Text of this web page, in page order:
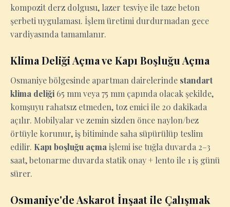
kompozit derz dolgusu, lazer tesviye ile taze beton
şerbeti uygulaması. İşlem üretimi durdurmadan gece
vardiyasında tamamlanır.
Klima Deliği Açma ve Kapı Boşluğu Açma
Osmaniye bölgesinde apartman dairelerinde standart
klima deliği 65 mm veya 75 mm çapında olacak şekilde,
komşuyu rahatsız etmeden, toz emici ile 20 dakikada
açılır. Mobilyalar ve zemin sizden önce naylon/bez
örtüyle korunur, iş bitiminde saha süpürülüp teslim
edilir. Kapı boşluğu açma işlemi ise tuğla duvarda 2–3
saat, betonarme duvarda statik onay + lento ile 1 iş günü
sürer.
Osmaniye'de Askarot İnşaat ile Çalışmak